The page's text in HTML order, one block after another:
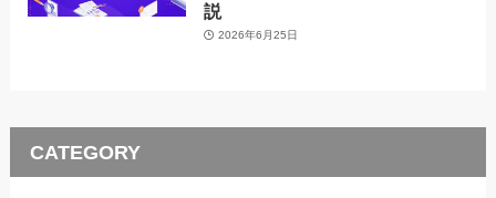
説
2026年6月25日
CATEGORY